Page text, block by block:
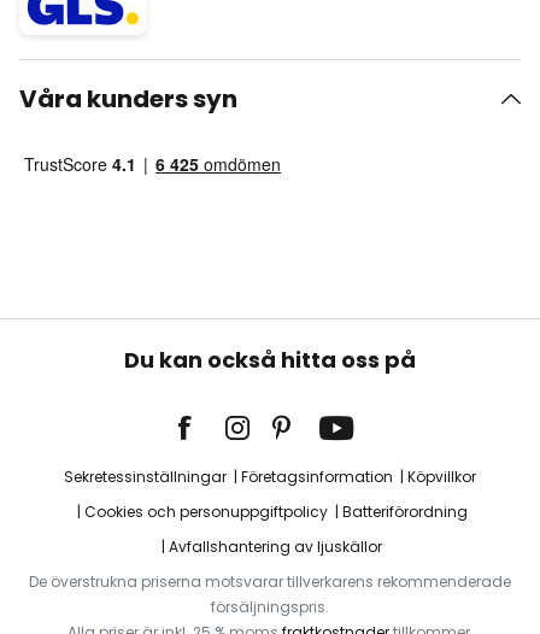
Våra kunders syn
Du kan också hitta oss på
Sekretessinställningar Företagsinformation
Köpvillkor
Cookies och personuppgiftpolicy
Batteriförordning
Avfallshantering av ljuskällor
De överstrukna priserna motsvarar tillverkarens rekommenderade
försäljningspris.